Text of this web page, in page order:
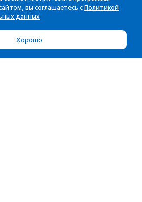
вы соглашаетесь с Политикой
данных
Хорошо